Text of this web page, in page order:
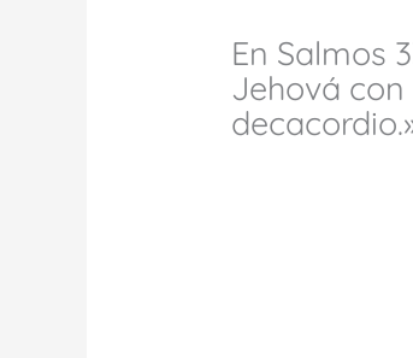
En Salmos
Jehová